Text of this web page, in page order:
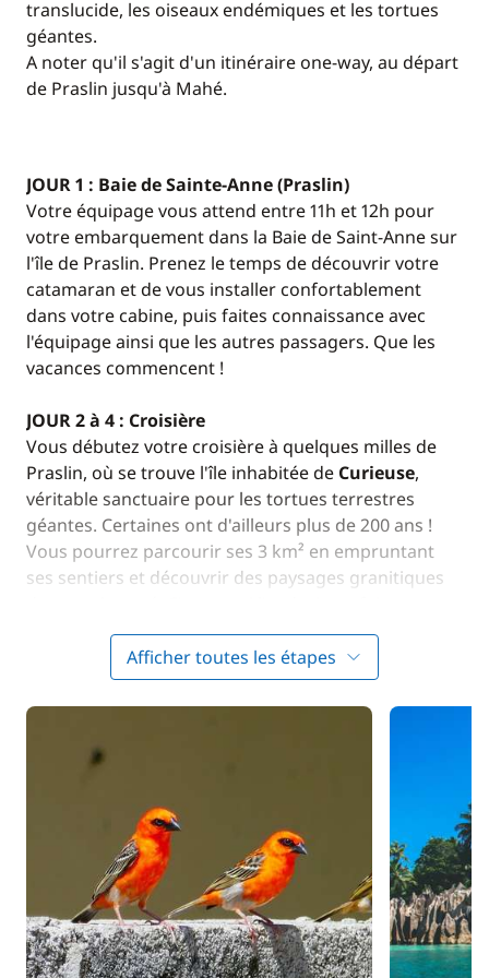
translucide, les oiseaux endémiques et les tortues
géantes.
A noter qu'il s'agit d'un itinéraire one-way, au départ
de Praslin jusqu'à Mahé.
JOUR 1 : Baie de Sainte-Anne (Praslin)
Votre équipage vous attend entre 11h et 12h pour
votre embarquement dans la Baie de Saint-Anne sur
l'île de Praslin. Prenez le temps de découvrir votre
catamaran et de vous installer confortablement
dans votre cabine, puis faites connaissance avec
l'équipage ainsi que les autres passagers. Que les
vacances commencent !
JOUR 2 à 4 : Croisière
Vous débutez votre croisière à quelques milles de
Praslin, où se trouve l'île inhabitée de Curieuse,
véritable sanctuaire pour les tortues terrestres
géantes. Certaines ont d'ailleurs plus de 200 ans !
Vous pourrez parcourir ses 3 km² en empruntant
ses sentiers et découvrir des paysages granitiques
sortir palmes, masque et tubas et nager au milieu de
centaines de poissons ou tout simplement poser sa
serviette sur la plage et se détendre.
au charme sauvage et au cadre paradisiaque.
endroit pour faire une session snorkeling et
découvrir les poissons qui s'y cachent. À bord, levez
les yeux et observez les oiseaux tropicaux qui volent
au-dessus de vous !
Quelques milles plus loin se trouventLes Sœurs,
avec les îles de Grande Sœur et de Petite Sœur.
Afficher toutes les étapes